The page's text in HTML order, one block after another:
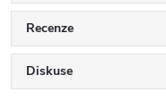
Recenze
Diskuse